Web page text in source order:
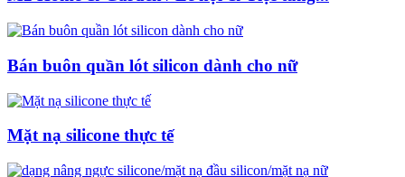
Bán buôn quần lót silicon dành cho nữ
Mặt nạ silicone thực tế